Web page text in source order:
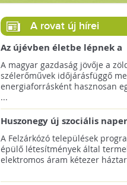
A rovat új hírei
Az újévben életbe lépnek a
szélerőművek telepítését
megkönnyítő rendelkezések
A magyar gazdaság jövője a
szélerőművek időjárásfüggő
energiaforrásként hasznosan
...
Huszonegy új szociális
hátrányos helyzetű
külterületén!
A Felzárkózó települések
épülő létesítmények által
elektromos áram kétezer